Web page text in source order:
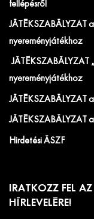
fellépésről
JÁTÉKSZABÁLYZAT
nyereményjátékhoz
JÁTÉKSZABÁLYZAT
nyereményjátékhoz
JÁTÉKSZABÁLYZAT
JÁTÉKSZABÁLYZAT
Hirdetési ÁSZF
IRATKOZZ FEL AZ
HÍRLEVELÉRE!